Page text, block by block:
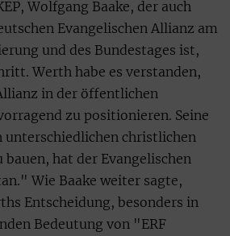
Wolfgang Baake, der auch
Evangelischen Allianz am
und des Bundestages ist,
Werth habe es verstanden,
in der öffentlichen
zu positionieren. Seine
unterschiedlichen christlichen
hat der Evangelischen
Wie Baake weiter sagte,
Entscheidung, besonders in
Bedeutung von "ERF